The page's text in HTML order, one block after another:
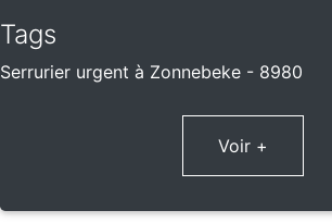
Tags
Serrurier urgent à Zonnebeke - 8980
Voir +